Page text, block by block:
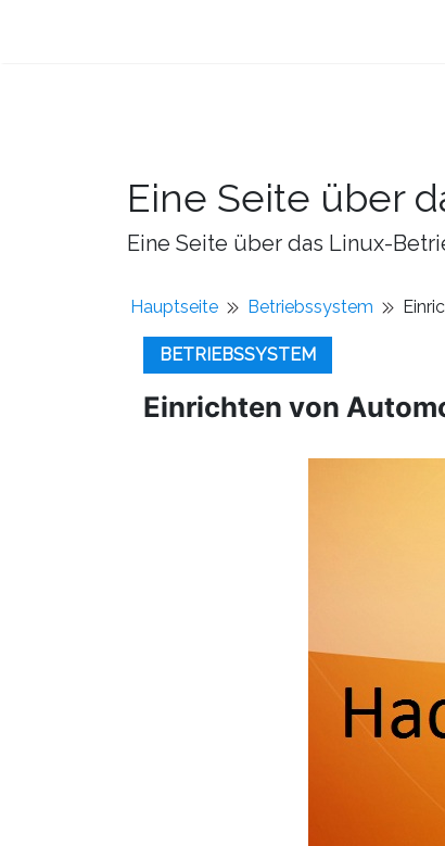
Eine Seite über
Eine Seite über das Linux-
Hauptseite Betriebssystem
BETRIEBSSYSTEM
Einrichten von